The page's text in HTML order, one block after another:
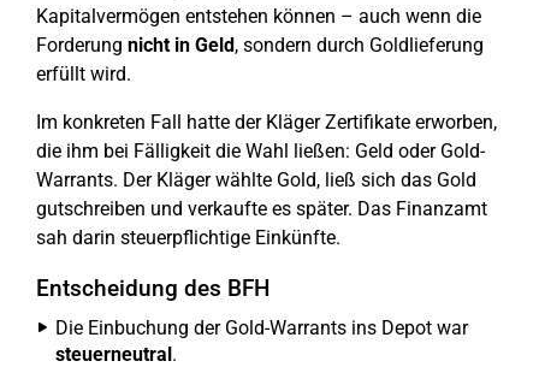
Kapitalvermögen entstehen können – auch wenn die
Forderung nicht in Geld, sondern durch Goldlieferung
erfüllt wird.
Im konkreten Fall hatte der Kläger Zertifikate erworben,
die ihm bei Fälligkeit die Wahl ließen: Geld oder Gold-
Warrants. Der Kläger wählte Gold, ließ sich das Gold
gutschreiben und verkaufte es später. Das Finanzamt
sah darin steuerpflichtige Einkünfte.
Entscheidung des BFH
Die Einbuchung der Gold-Warrants ins Depot war
steuerneutral.